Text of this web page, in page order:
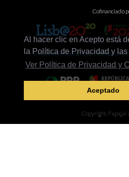
Al hacer clic en Acepto está
la Política de Privacidad y
Ver Política de Privacidad y
Aceptado
Cofinanciado
Innovación Productiva|Calificación|
Copyright, Fapajal